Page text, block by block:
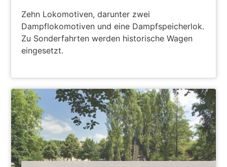
Zehn Lokomotiven, darunter zwei
Dampflokomotiven und eine Dampfspeicherlok.
Zu Sonderfahrten werden historische Wagen
eingesetzt.